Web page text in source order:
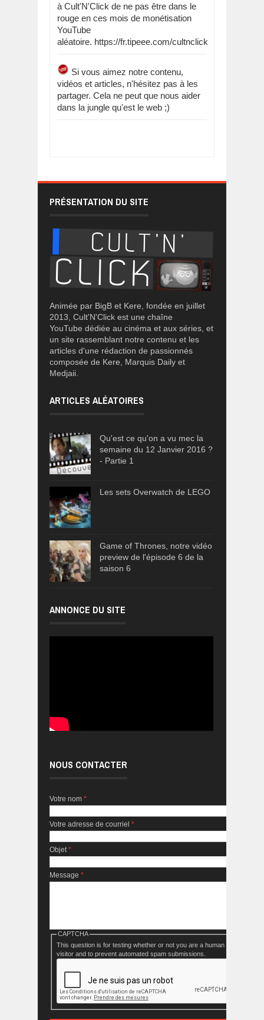
à Cult'N'Click de ne pas être dans le
rouge en ces mois de monétisation
YouTube
aléatoire. https://fr.tipeee.com/cultnclick
Si vous aimez notre contenu,
vidéos et articles, n'hésitez pas à les
partager. Cela ne peut que nous aider
dans la jungle qu'est le web ;)
PRÉSENTATION DU SITE
Animée par BigB et Kere, fondée en juillet
2013, Cult'N'Click est une chaîne
YouTube dédiée au cinéma et aux séries, et
un site rassemblant notre contenu et les
articles d'une rédaction de passionnés
composée de Kere, Marquis Daily et
Medjaii.
ARTICLES ALÉATOIRES
Qu'est ce qu'on a vu mec la
semaine du 12 Janvier 2016 ?
- Partie 1
Les sets Overwatch de LEGO
Game of Thrones, notre vidéo
preview de l'épisode 6 de la
saison 6
ANNONCE DU SITE
NOUS CONTACTER
Votre nom *
Votre adresse de courriel *
Objet*
Message *
CAPTCHA
This question is for testing whether or not you are a human
visitor and to prevent automated spam submissions.